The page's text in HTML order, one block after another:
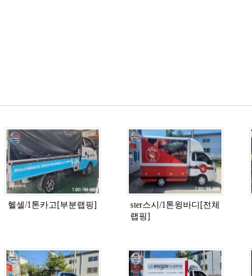
헬셀/1톤카고[부분랩핑]
ster스시/1톤윙바디[전체
랩핑]